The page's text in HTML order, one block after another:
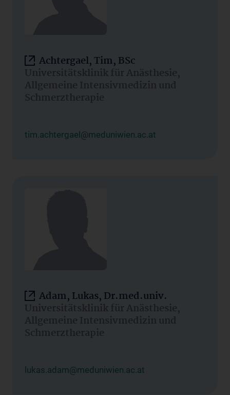
Achtergael, Tim, BSc
Universitätsklinik für Anästhesie,
Allgemeine Intensivmedizin und
Schmerztherapie
tim.achtergael@meduniwien.ac.at
Adam, Lukas, Dr.med.univ.
Universitätsklinik für Anästhesie,
Allgemeine Intensivmedizin und
Schmerztherapie
lukas.adam@meduniwien.ac.at